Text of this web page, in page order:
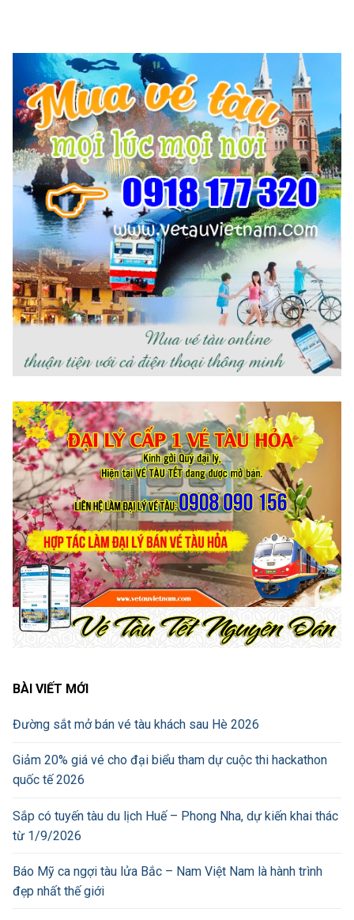
BÀI VIẾT MỚI
Đường sắt mở bán vé tàu khách sau Hè 2026
Giảm 20% giá vé cho đại biểu tham dự cuộc thi hackathon
quốc tế 2026
Sắp có tuyến tàu du lịch Huế – Phong Nha, dự kiến khai thác
từ 1/9/2026
Báo Mỹ ca ngợi tàu lửa Bắc – Nam Việt Nam là hành trình
đẹp nhất thế giới